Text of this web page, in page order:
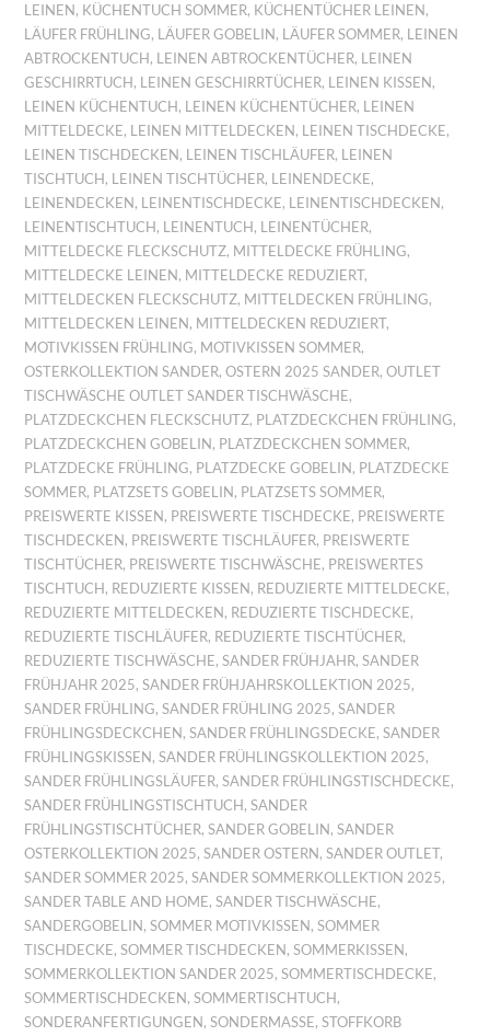
LEINEN , KÜCHENTUCH SOMMER, KÜCHENTÜCHER LEINEN ,
LÄUFER FRÜHLING, LÄUFER GOBELIN , LÄUFER SOMMER,
LEINEN
ABTROCKENTUCH , LEINEN ABTROCKENTÜCHER,
LEINEN
GESCHIRRTUCH , LEINEN GESCHIRRTÜCHER, LEINEN KISSEN ,
LEINEN KÜCHENTUCH , LEINEN KÜCHENTÜCHER,
LEINEN
MITTELDECKE, LEINEN MITTELDECKEN , LEINEN TISCHDECKE,
LEINEN TISCHDECKEN , LEINEN TISCHLÄUFER,
LEINEN
TISCHTUCH , LEINEN TISCHTÜCHER, LEINENDECKE,
LEINENDECKEN , LEINENTISCHDECKE, LEINENTISCHDECKEN ,
LEINENTISCHTUCH , LEINENTUCH , LEINENTÜCHER,
MITTELDECKE FLECKSCHUTZ, MITTELDECKE FRÜHLING,
MITTELDECKE LEINEN , MITTELDECKE REDUZIERT,
MITTELDECKEN FLECKSCHUTZ, MITTELDECKEN FRÜHLING,
MITTELDECKEN LEINEN , MITTELDECKEN REDUZIERT,
MOTIVKISSEN FRÜHLING, MOTIVKISSEN SOMMER,
OSTERKOLLEKTION SANDER,OSTERN 2025 SANDER,OUTLET
TISCHWÄSCHE OUTLET SANDER TISCHWÄSCHE,
PLATZDECKCHEN FLECKSCHUTZ, PLATZDECKCHEN FRÜHLING,
PLATZDECKCHEN GOBELIN , PLATZDECKCHEN SOMMER,
PLATZDECKE FRÜHLING, PLATZDECKE GOBELIN , PLATZDECKE
SOMMER, PLATZSETS GOBELIN , PLATZSETS SOMMER,
PREISWERTE KISSEN , PREISWERTE TISCHDECKE, PREISWERTE
TISCHDECKEN , PREISWERTE TISCHLÄUFER, PREISWERTE
TISCHTÜCHER, PREISWERTE TISCHWÄSCHE, PREISWERTES
TISCHTUCH , REDUZIERTE KISSEN , REDUZIERTE MITTELDECKE,
REDUZIERTE MITTELDECKEN , REDUZIERTE TISCHDECKE,
REDUZIERTE TISCHLÄUFER, REDUZIERTE TISCHTÜCHER,
REDUZIERTE TISCHWÄSCHE,SANDER FRÜHJAHR,SANDER
FRÜHJAHR 2025,SANDER FRÜHJAHRSKOLLEKTION 2025,
SANDER FRÜHLING,SANDER FRÜHLING 2025,SANDER
FRÜHLINGSDECKCHEN ,SANDER FRÜHLINGSDECKE,SANDER
FRÜHLINGSKISSEN ,SANDER FRÜHLINGSKOLLEKTION 2025,
SANDER FRÜHLINGSLÄUFER,SANDER FRÜHLINGSTISCHDECKE,
SANDER FRÜHLINGSTISCHTUCH ,SANDER
FRÜHLINGSTISCHTÜCHER,SANDER GOBELIN ,SANDER
OSTERKOLLEKTION 2025,SANDER OSTERN ,SANDER OUTLET,
SANDER SOMMER 2025,SANDER SOMMERKOLLEKTION 2025,
SANDER TABLE AND HOME,SANDER TISCHWÄSCHE,
SANDERGOBELIN ,SOMMER MOTIVKISSEN ,SOMMER
TISCHDECKE,SOMMER TISCHDECKEN ,SOMMERKISSEN ,
SOMMERKOLLEKTION SANDER 2025,SOMMERTISCHDECKE,
SOMMERTISCHDECKEN ,SOMMERTISCHTUCH ,
SONDERANFERTIGUNGEN ,SONDERMASSE ,STOFFKORB